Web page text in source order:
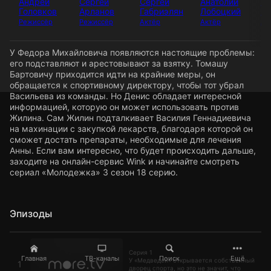
Главная ТВ-каналы Поиск Ещё
Головков
Режиссёр
Арланов
Режиссёр
Габриэлян
Актёр
Лобоцкий
Актёр
У Федора Михайловича появляются настоящие проблемы:
его подставляют и арестовывают за взятку. Томашу
Бартовичу приходится идти на крайние меры, он
обращается к спортивному директору, чтобы тот убрал
Васильева из команды. Но Денис обладает интересной
информацией, которую он может использовать против
Жилина. Сам Жилин подталкивает Василия Геннадиевича
на махинации с закупкой лекарств, благодаря которой он
сможет достать препараты, необходимые для лечения
Анны. Если вам интересно, что будет происходить дальше,
заходите на онлайн-сервис Wink и начинайте смотреть
сериал «Молодежка» 3 сезон 18 серию.
Эпизоды
1
Серия 1
У «Медведей» открывается собственный
дворец спорта, но это не значит, что